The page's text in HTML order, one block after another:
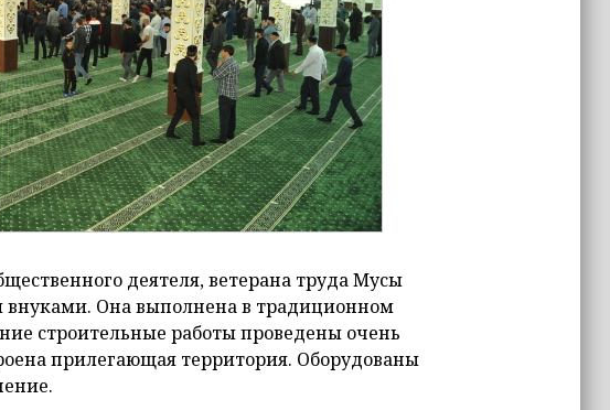
деятеля, ветерана труда Мусы
внуками. Она выполнена в традиционном
строительные работы проведены очень
прилегающая территория. Оборудованы